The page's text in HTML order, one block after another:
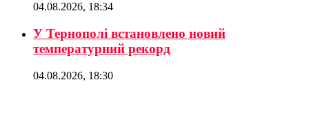
04.08.2026, 18:34
У Тернополі встановлено новий
температурний рекорд
04.08.2026, 18:30